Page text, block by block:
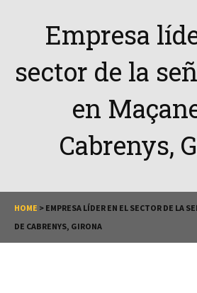
Empresa
sector de la
en
Cabrenys,
HOME > EMPRESA LÍDER EN EL SECTOR DE LA
DE CABRENYS, GIRONA